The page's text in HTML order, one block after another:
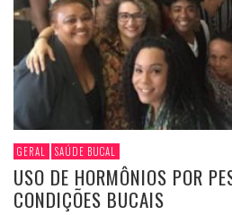
GERAL SAÚDE BUCAL
USO DE HORMÔNIOS POR
CONDIÇÕES BUCAIS